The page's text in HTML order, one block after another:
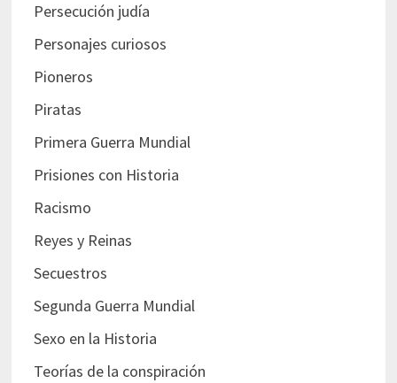
Persecución judía
Personajes curiosos
Pioneros
Piratas
Primera Guerra Mundial
Prisiones con Historia
Racismo
Reyes y Reinas
Secuestros
Segunda Guerra Mundial
Sexo en la Historia
Teorías de la conspiración